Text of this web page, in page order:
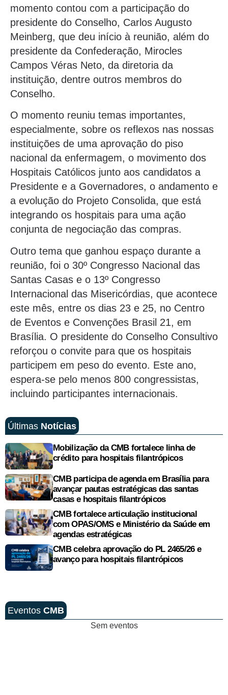
momento contou com a participação do
presidente do Conselho, Carlos Augusto
Meinberg, que deu início à reunião, além do
presidente da Confederação, Mirocles
Campos Véras Neto, da diretoria da
instituição, dentre outros membros do
Conselho.
O momento reuniu temas importantes,
especialmente, sobre os reflexos nas nossas
instituições de uma aprovação do piso
nacional da enfermagem, o movimento dos
Hospitais Católicos junto aos candidatos a
Presidente e a Governadores, o andamento e
a evolução do Projeto Consolida, que está
integrando os hospitais para uma ação
conjunta de negociação das compras.
Outro tema que ganhou espaço durante a
reunião, foi o 30º Congresso Nacional das
Santas Casas e o 13º Congresso
Internacional das Misericórdias, que acontece
este mês, entre os dias 23 e 25, no Centro
de Eventos e Convenções Brasil 21, em
Brasília. O presidente do Conselho Consultivo
reforçou o convite para que os hospitais
participem em peso do evento. Este ano,
espera-se pelo menos 800 congressistas,
incluindo participantes internacionais.
Últimas Notícias
Mobilização da CMB fortalece linha de
crédito para hospitais filantrópicos
CMB participa de agenda em Brasília para
avançar pautas estratégicas das santas
casas e hospitais filantrópicos
CMB fortalece articulação institucional
com OPAS/OMS e Ministério da Saúde em
agendas estratégicas
CMB celebra aprovação do PL 2465/26 e
avanço para hospitais filantrópicos
Eventos CMB
Sem eventos